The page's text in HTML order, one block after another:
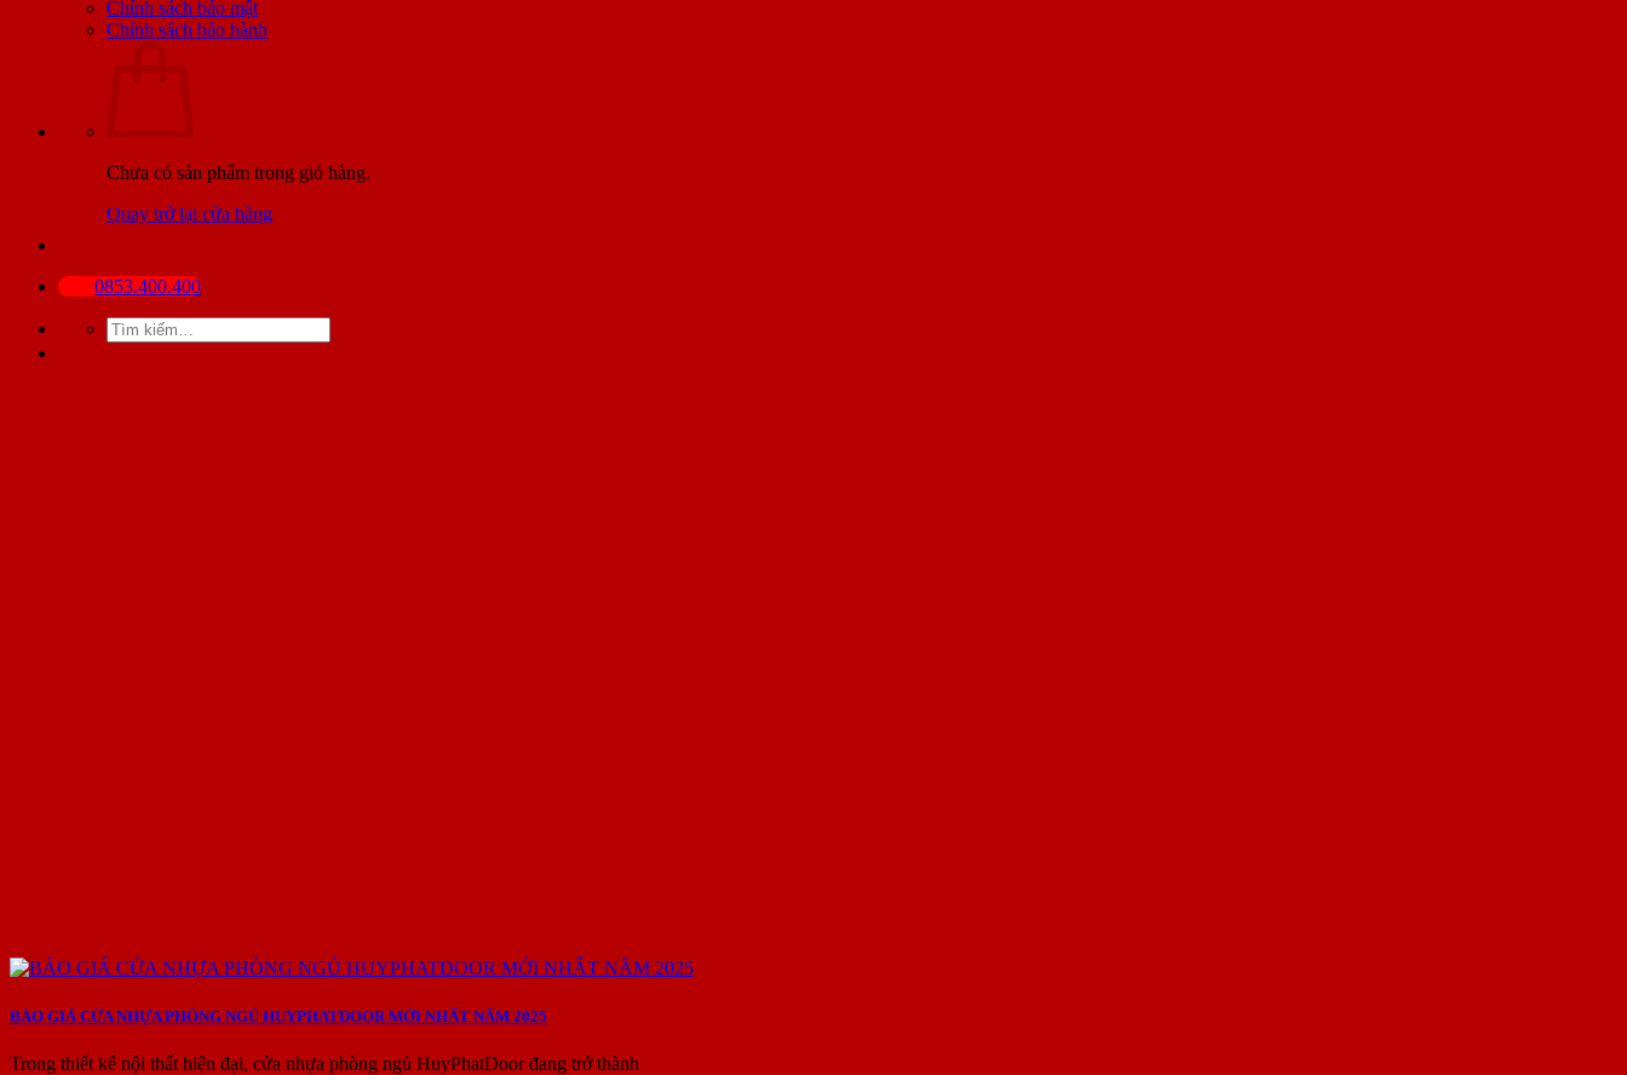
Chính sách bảo mật
Chính sách bảo hành
Chưa có sản phẩm trong giỏ hàng.
Quay trở lại cửa hàng
0853.400.400
Tìm
kiếm:
BÁO GIÁ CỬA NHỰA PHÒNG NGỦ HUYPHATDOOR MỚI NHẤT NĂM 2025
Trong thiết kế nội thất hiện đại, cửa nhựa phòng ngủ HuyPhatDoor đang trở thành